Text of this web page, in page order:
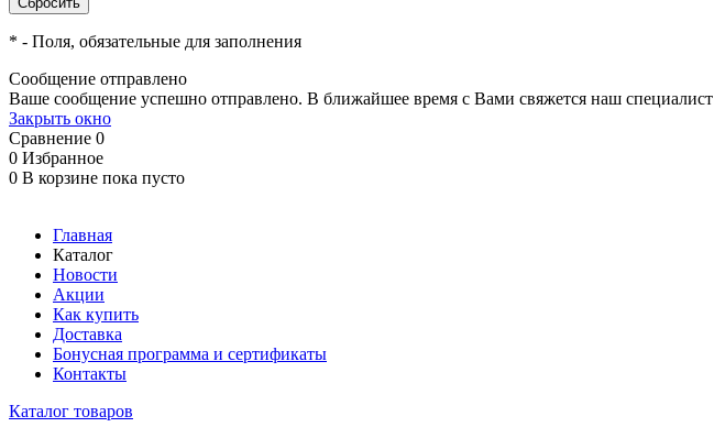
* - Поля, обязательные для заполнения
Сообщение отправлено
Ваше сообщение успешно отправлено. В ближайшее время с Вами свяжется наш специалист
Закрыть окно
Сравнение 0
0 Избранное
0 В корзине пока пусто
Главная
Каталог
Новости
Акции
Как купить
Доставка
Бонусная программа и сертификаты
Контакты
Каталог товаров